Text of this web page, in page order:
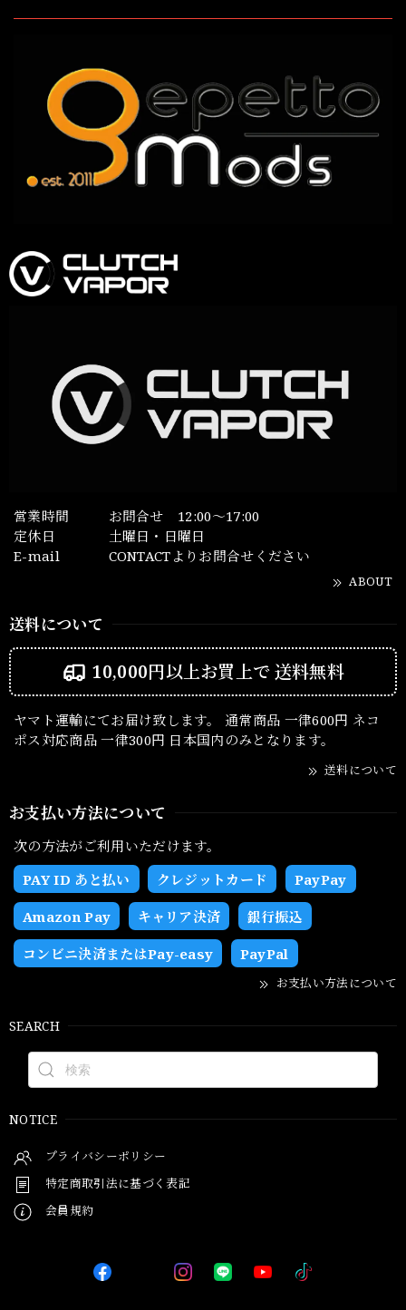
営業時間
お問合せ 12:00～17:00
定休日
土曜日・日曜日
E-mail
CONTACTよりお問合せください
ABOUT
送料について
10,000円以上お買上で送料無料
ヤマト運輸にてお届け致します。 通常商品 一律600円 ネコ
ポス対応商品 一律300円 日本国内のみとなります。
送料について
お支払い方法について
次の方法がご利用いただけます。
PAY ID あと払い
クレジットカード PayPay
Amazon Pay キャリア決済 銀行振込
コンビニ決済またはPay-easy PayPal
お支払い方法について
SEARCH
NOTICE
プライバシーポリシー
特定商取引法に基づく表記
会員規約